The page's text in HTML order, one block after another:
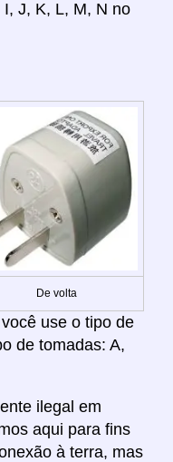
I, J, K, L, M, N no
De volta
use o tipo de
de tomadas: A,
ilegal em
aqui para fins
à terra, mas